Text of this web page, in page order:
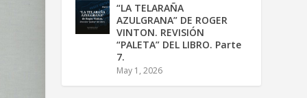
“LA TELARAÑA
AZULGRANA” DE ROGER
VINTON. REVISIÓN
“PALETA” DEL LIBRO. Parte
7.
May 1, 2026